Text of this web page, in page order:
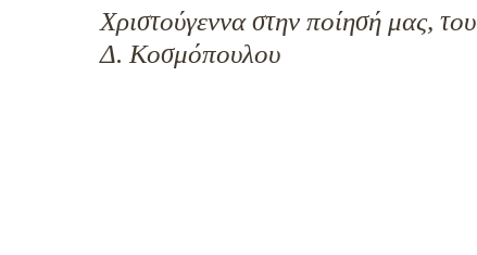
Χριστούγεννα στην ποίησή μας, του
Δ. Κοσμόπουλου